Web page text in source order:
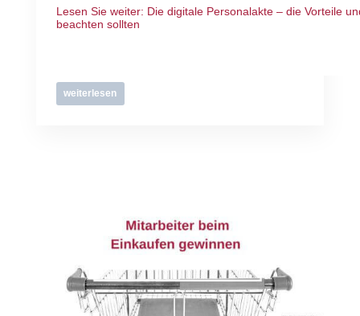
Lesen Sie weiter: Die digitale Personalakte – die Vorteile
beachten sollten
weiterlesen